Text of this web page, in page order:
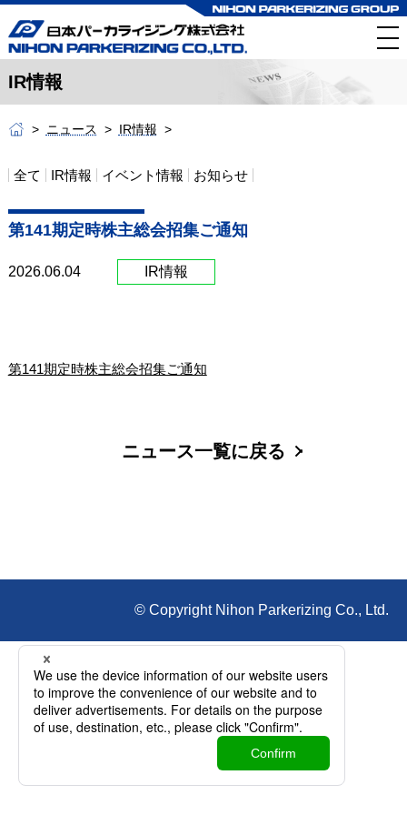
IR情報
ニュース IR情報
全て IR情報 イベント情報 お知らせ
第141期定時株主総会招集ご通知
2026.06.04 IR情報
第141期定時株主総会招集ご通知
ニュース一覧に戻る
© Copyright Nihon Parkerizing Co., Ltd.